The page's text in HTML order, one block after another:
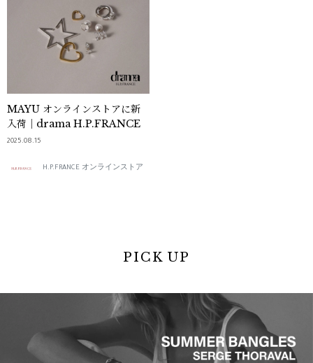
MAYU オンラインストアに新
入荷｜drama H.P.FRANCE
2025.08.15
H.P.FRANCE オンラインストア
PICK UP